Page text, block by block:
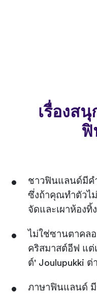
เรื่องส
ฟิ
ชาวฟินแลนด์มีค
ซึ่งถ้าคุณทำตัวไ
จัดและเผาห้องทิ้ง
ไม่ใช่ซานตาคล
คริสมาสต์อีฟ แต่
ต์' Joulupukki ต่
ภาษาฟินแลนด์ มี